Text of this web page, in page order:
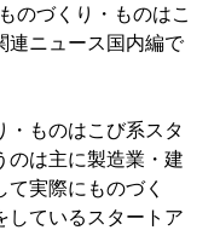
のづくり・ものはこ
連ニュース国内編で
・ものはこび系スタ
のは主に製造業・建
実際にものづく
しているスタートア